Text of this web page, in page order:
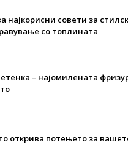
најкорисни совети за
со топлината
– најомилената
открива потењето за